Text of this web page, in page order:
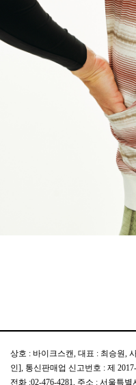
상호 : 바이크스캔, 대표 : 최승원,
인], 통신판매업 신고번호 : 제
전화 :02-476-4281, 주소 : 서울특